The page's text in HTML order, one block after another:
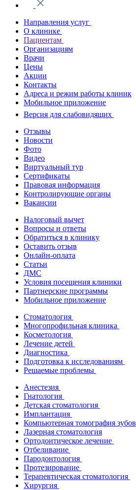
Направления услуг
О клинике
Пациентам
Организациям
Врачи
Цены
Акции
Контакты
Адреса и режим работы клиник
Мобильное приложение
Версия для слабовидящих
Отзывы
Новости
Фото
Видео
Виртуальный тур
Сертификаты
Правовая информация
Контролирующие органы
Вакансии
Налоговый вычет
Вопросы и ответы
Обратиться в клинику
Оставить отзыв
Онлайн-оплата
Статьи
ДМС
Условия посещения клиники
Партнерские программы
Мобильное приложение
Стоматология
Многопрофильная клиника
Косметология
Лечение детей
Диагностика
Подготовка к исследованиям
Решаемые проблемы
Анестезия
Гнатология
Детская стоматология
Имплантация
Компьютерная томография зубов
Лазерная стоматология
Ортодонтическое лечение
Отбеливание
Пародонтология
Протезирование
Терапевтическая стоматология
Хирургия